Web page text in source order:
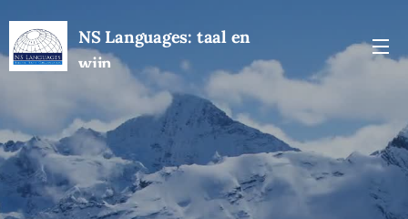
NS Languages: taal en
wijn